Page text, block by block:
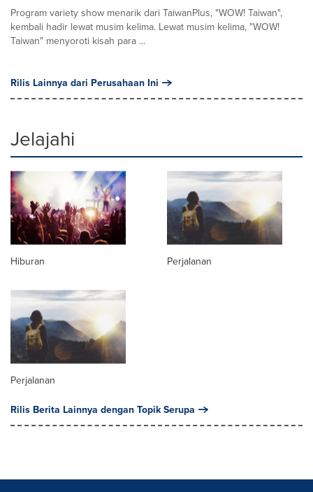
Program variety show menarik dari TaiwanPlus, "WOW! Taiwan",
kembali hadir lewat musim kelima. Lewat musim kelima, "WOW!
Taiwan" menyoroti kisah para ...
Rilis Lainnya dari Perusahaan Ini
Jelajahi
Hiburan Perjalanan
Perjalanan
Rilis Berita Lainnya dengan Topik Serupa